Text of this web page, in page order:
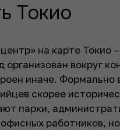
Токио
на карте Токио
организован вокруг
иначе.
скорее
парки,
работников,